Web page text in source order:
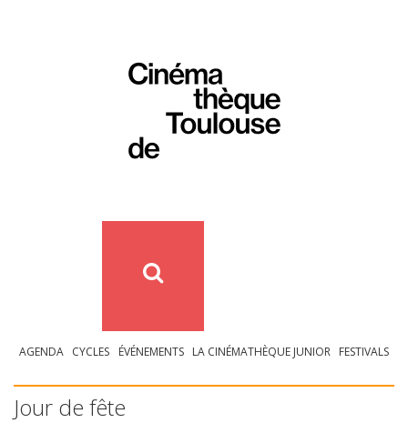
AGENDA CYCLES ÉVÉNEMENTS LA CINÉMATHÈQUE JUNIOR FESTIVALS
Jour de fête